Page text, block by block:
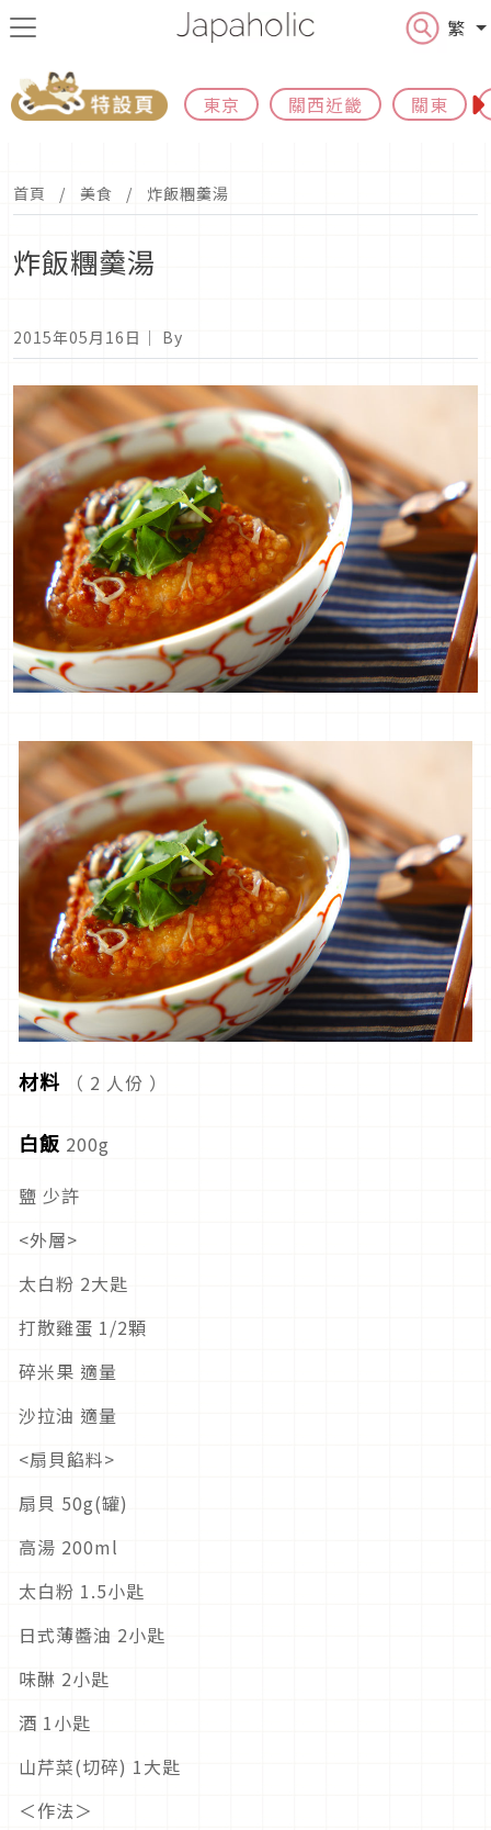
繁
東京 關西近畿 關東
首頁 美食 炸飯糰羹湯
炸飯糰羹湯
2015年05月16日 ｜ By
材料 （ 2 人份 ）
白飯 200g
鹽 少許
<外層>
太白粉 2大匙
打散雞蛋 1/2顆
碎米果 適量
沙拉油 適量
<扇貝餡料>
扇貝 50g(罐)
高湯 200ml
太白粉 1.5小匙
日式薄醬油 2小匙
味醂 2小匙
酒 1小匙
山芹菜(切碎) 1大匙
＜作法＞